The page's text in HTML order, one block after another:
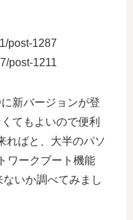
post-1287
post-1211
新バージョンが登
てもよいので便利
ればと、大半のパソ
ワークブート機能
いか調べてみまし